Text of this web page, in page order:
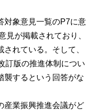
対象意見一覧のP7に意
見が掲載されており、
れている。そして、
訂版の推進体制につい
襲するという回答がな
産業振興推進会議がど